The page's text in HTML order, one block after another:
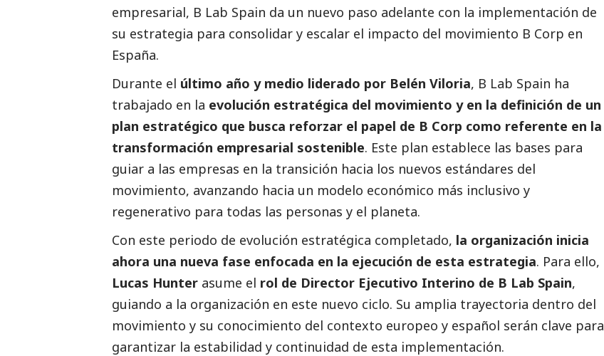
empresarial, B Lab Spain da un nuevo paso adelante con la implementación de
su estrategia para consolidar y escalar el impacto del movimiento B Corp en
España.
Durante el último año y medio liderado por Belén Viloria, B Lab Spain ha
trabajado en la evolución estratégica del movimiento y en la definición de un
plan estratégico que busca reforzar el papel de B Corp como referente en la
transformación empresarial sostenible. Este plan establece las bases para
guiar a las empresas en la transición hacia los nuevos estándares del
movimiento, avanzando hacia un modelo económico más inclusivo y
regenerativo para todas las personas y el planeta.
Con este periodo de evolución estratégica completado, la organización inicia
ahora una nueva fase enfocada en la ejecución de esta estrategia. Para ello,
Lucas Hunter asume el rol de Director Ejecutivo Interino de B Lab Spain,
guiando a la organización en este nuevo ciclo. Su amplia trayectoria dentro del
movimiento y su conocimiento del contexto europeo y español serán clave para
garantizar la estabilidad y continuidad de esta implementación.